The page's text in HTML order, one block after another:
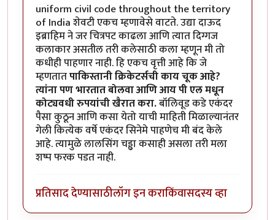
uniform civil code throughout the territory
of India शेवटी एकच म्हणावेसे वाटते. उद्या दाऊद
इब्राहिम ने जर चित्रपट काढला आणि त्यात दिग्गज
कलाकार असतील तरी कलेसाठी कला म्हणून मी तो
कधीही पाहणार नाही. हि एकच वृत्ती आहे कि जे
म्हणतातपाकिस्तानी क्रिकेटर्सची काय चूक आहे?
त्यांना पण भारतात बोलवा आणि आय पी एल मधून
कोट्यवधी रुपयांची खैरात करा.बॉलिवूड कडे एकंदर
पैसा कुठून आणि कसा येतो याची माहिती मिळाल्यानंतर
गेली कित्येक वर्षे एकंदर सिनेमे पाहणेच मी बंद केले
आहे. त्यामुळे लालसिंग चड्ढा कसाही असला तरी मला
शष्प फरक पडत नाही.
प्रतिसाद देण्यासाठीलॉग इन कराकिंवासदस्य व्हा